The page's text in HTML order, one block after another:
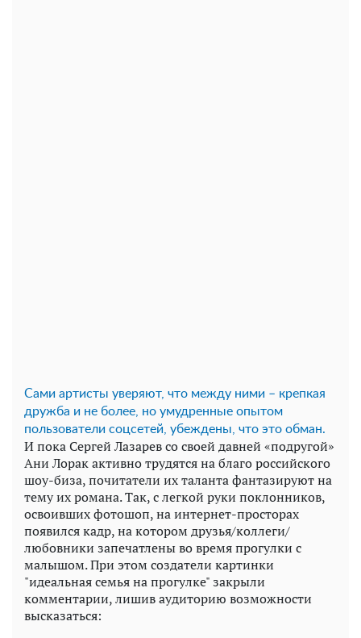
Сами артисты уверяют, что между ними – крепкая
дружба и не более, но умудренные опытом
пользователи соцсетей, убеждены, что это обман.
И пока Сергей Лазарев со своей давней «подругой»
Ани Лорак активно трудятся на благо российского
шоу-биза, почитатели их таланта фантазируют на
тему их романа. Так, с легкой руки поклонников,
освоивших фотошоп, на интернет-просторах
появился кадр, на котором друзья/коллеги/
любовники запечатлены во время прогулки с
малышом. При этом создатели картинки
"идеальная семья на прогулке" закрыли
комментарии, лишив аудиторию возможности
высказаться: